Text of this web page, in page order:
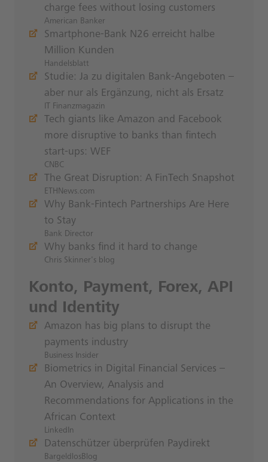
charge fees without losing customers
American Banker
Smartphone-Bank N26 erreicht halbe
Million Kunden
Handelsblatt
Studie: Ja zu digitalen Bank-Angeboten –
aber nur als Ergänzung, nicht als Ersatz
IT Finanzmagazin
Tech giants like Amazon and Facebook
more disruptive to banks than fintech
start-ups: WEF
CNBC
The Great Disruption: A FinTech Snapshot
ETHNews.com
Why Bank-Fintech Partnerships Are Here
to Stay
Bank Director
Why banks find it hard to change
Chris Skinner's blog
Konto, Payment, Forex, API
und Identity
Amazon has big plans to disrupt the
payments industry
Business Insider
Biometrics in Digital Financial Services –
An Overview, Analysis and
Recommendations for Applications in the
African Context
LinkedIn
Datenschützer überprüfen Paydirekt
BargeldlosBlog